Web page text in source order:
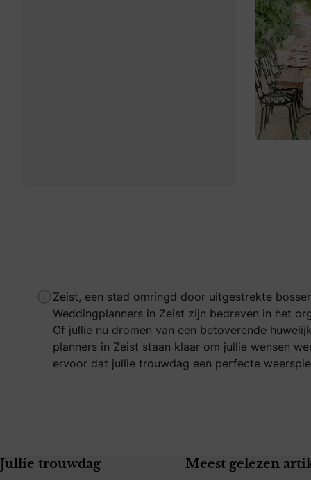
Zeist, een stad omringd door uitgestrekte
Weddingplanners in Zeist zijn bedreven in het
Of jullie nu dromen van een betoverende
planners in Zeist staan klaar om jullie wensen
ervoor dat jullie trouwdag een perfecte
Jullie trouwdag Meest gelezen